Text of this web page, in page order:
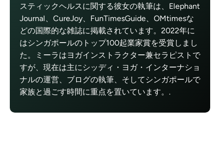
スティックヘルスに関する彼女の執筆は、Elephant
Journal、CureJoy、FunTimesGuide、OMtimesな
どの国際的な雑誌に掲載されています。2022年に
はシンガポールのトップ100起業家賞を受賞しまし
た。ミーラはヨガインストラクター兼セラピストで
すが、現在は主にシッディ・ヨガ・インターナショ
ナルの運営、ブログの執筆、そしてシンガポールで
家族と過ごす時間に重点を置いています。.